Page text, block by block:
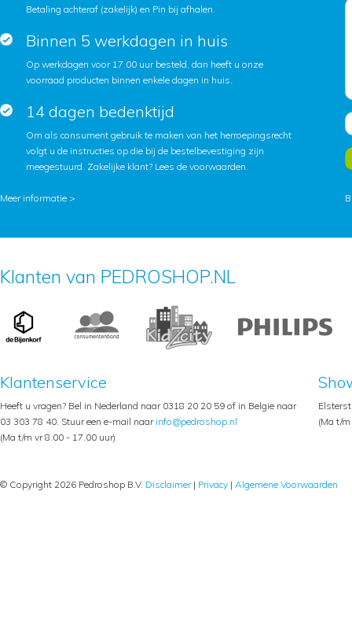
Betaling achteraf (zakelijk) en Pin bij afhalen.
Binnen 5 werkdagen in huis
Op werkdagen voor 17.00 uur besteld, dan heeft u onze
voorraad producten binnen enkele dagen in huis.
14 dagen bedenktijd
Om als consument gebruik te maken van het herroepingsrecht
volgt u de instructies op die bij de bestelbevestiging zijn
meegestuurd. Zakelijke klant? Lees de voorwaarden.
Meer informatie >
Klanten van PEDROSHOP.NL
Klantenservice
Heeft u vragen? Bel in Nederland naar 0318 20 20 59 of in Belgie naar
03 303 78 40. Stuur een e-mail naar info@pedroshop.nl
(Ma t/m vr 8.00 - 17.00 uur)
(Ma t/
© Copyright 2026 Pedroshop B.V. Disclaimer| Privacy | Algemene Voorwaarden